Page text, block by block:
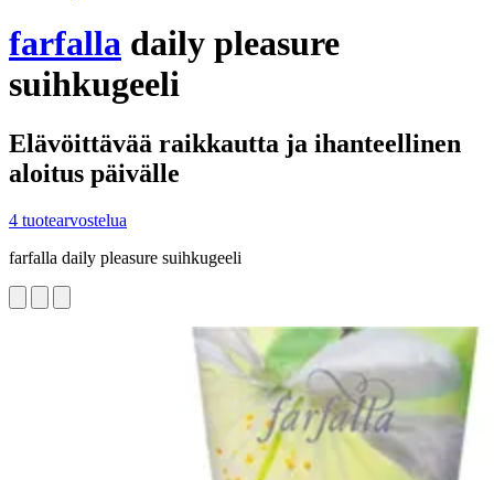
farfalla daily pleasure
suihkugeeli
Elävöittävää raikkautta ja ihanteellinen
aloitus päivälle
4 tuotearvostelua
farfalla daily pleasure suihkugeeli